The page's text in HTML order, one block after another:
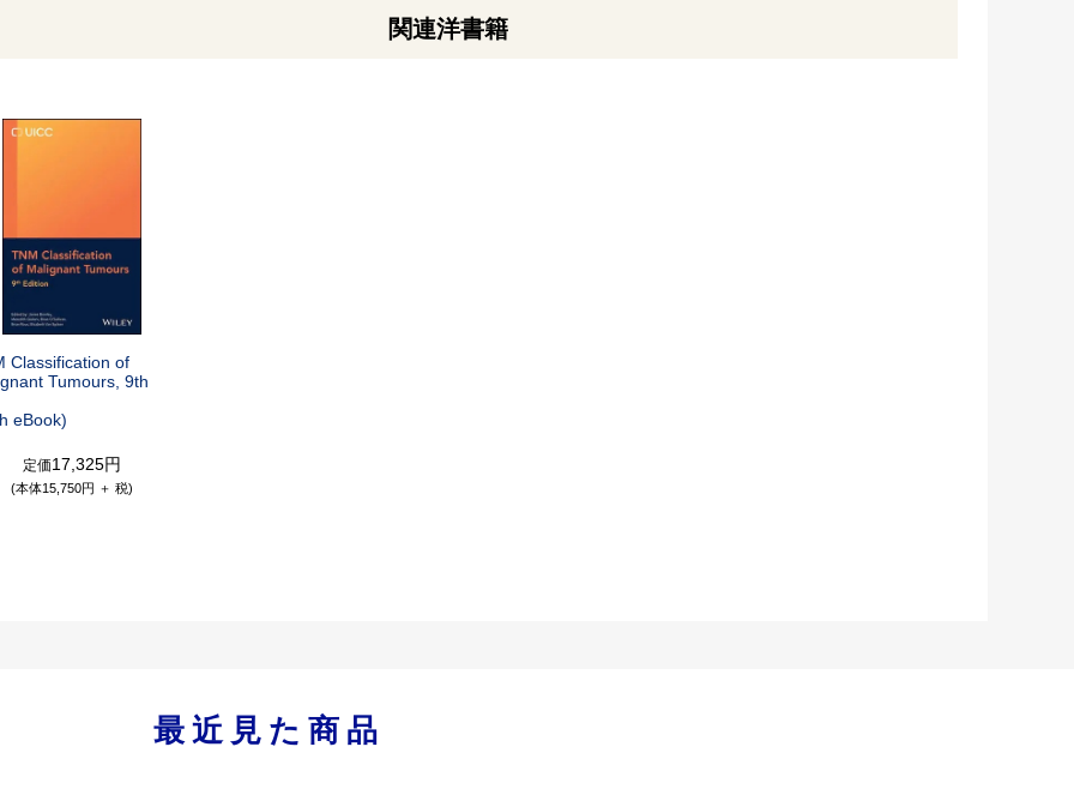
関連洋書籍
Classification of
Tumours, 9th
eBook)
定価17,325円
(本体15,750円 ＋ 税)
最近見た商品